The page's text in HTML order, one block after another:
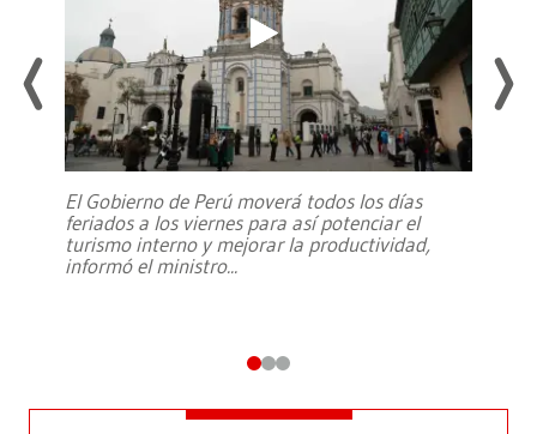
El Gobierno de Perú moverá todos los días
feriados a los viernes para así potenciar el
turismo interno y mejorar la productividad,
informó el ministro...